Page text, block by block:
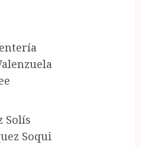
Solís
Soqui